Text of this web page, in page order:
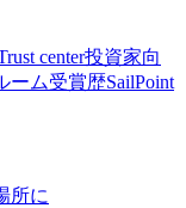
center投資家向
ーム受賞歴SailPoint
所に